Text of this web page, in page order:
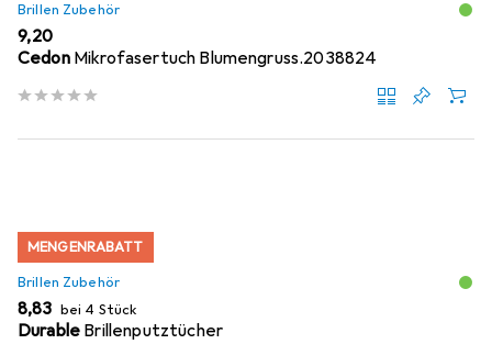
Brillen Zubehör
EUR
9,20
Cedon Mikrofasertuch Blumengruss.2038824
MENGENRABATT
Brillen Zubehör
EUR
8,83 bei 4 Stück
Durable Brillenputztücher